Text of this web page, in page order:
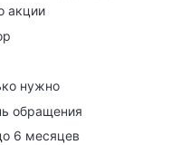
акции
нужно
обращения
6 месяцев